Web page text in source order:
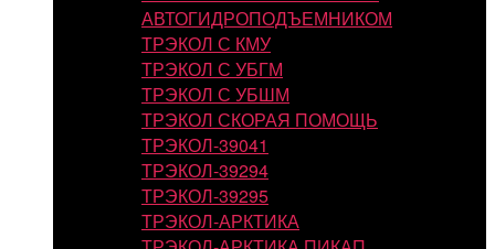
АВТОГИДРОПОДЪЕМНИКОМ
ТРЭКОЛ С КМУ
ТРЭКОЛ С УБГМ
ТРЭКОЛ С УБШМ
ТРЭКОЛ СКОРАЯ ПОМОЩЬ
ТРЭКОЛ-39041
ТРЭКОЛ-39294
ТРЭКОЛ-39295
ТРЭКОЛ-АРКТИКА